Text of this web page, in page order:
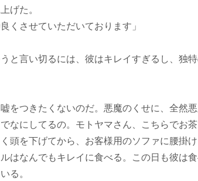
げた。
くさせていただいております」
言い切るには、彼はキレイすぎるし、独特
つきたくないのだ。悪魔のくせに、全然悪
なにしてるの。モトヤマさん、こちらでお
を下げてから、お客様用のソファに腰掛け
なんでもキレイに食べる。この日も彼は
る。